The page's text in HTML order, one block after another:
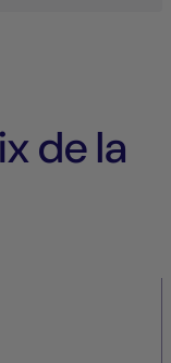
de la